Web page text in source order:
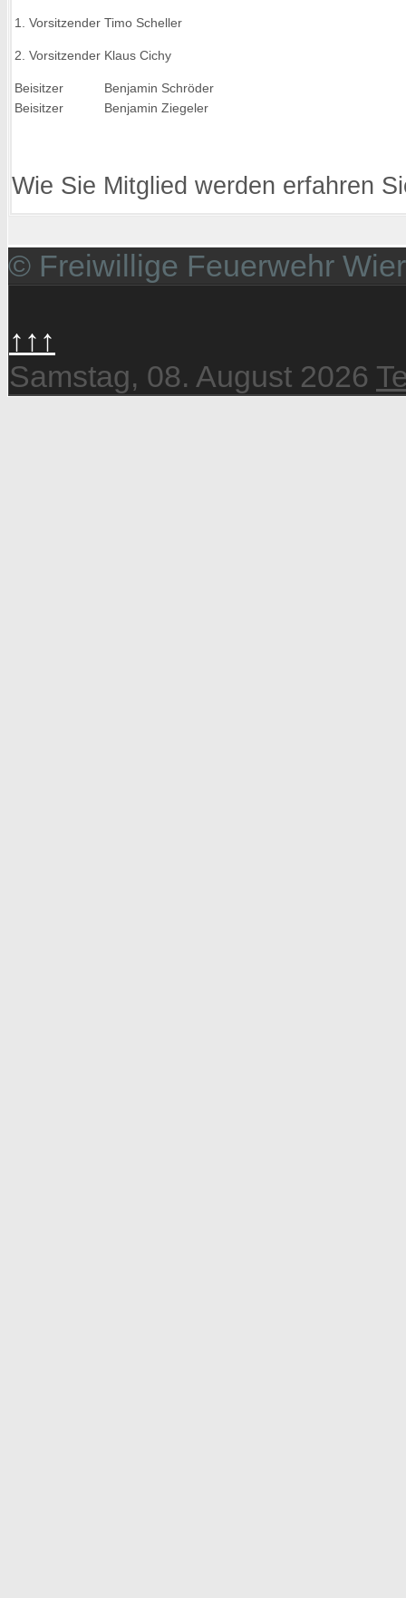
1. Vorsitzender Timo Scheller
2. Vorsitzender Klaus Cichy
Beisitzer
Benjamin Schröder
Beisitzer
Benjamin Ziegeler
Wie Sie Mitglied werden erfahren
© Freiwillige Feuerwehr
↑↑↑
Samstag, 08. August 2026